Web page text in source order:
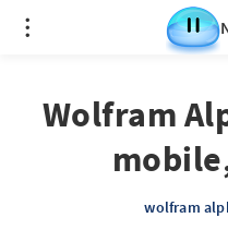
Wolfram
wolfram